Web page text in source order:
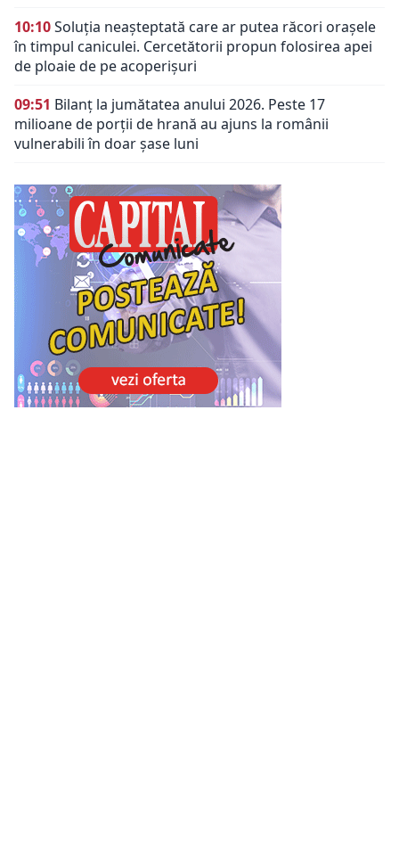
10:10Soluția neașteptată care ar putea răcori orașele
în timpul caniculei. Cercetătorii propun folosirea apei
de ploaie de pe acoperișuri
09:51 Bilanț la jumătatea anului 2026. Peste 17
milioane de porții de hrană au ajuns la românii
vulnerabili în doar șase luni